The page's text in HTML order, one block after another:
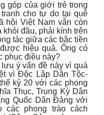
góp của giới trẻ trong
cho tự do tại quê
hội Việt Nam vẫn còn
đầu, phải kính trên
tác giữa các bậc tiền
hiệu quả. Ông có
phục điều này?
ý vấn đề này vì quá
vì Độc Lập Dân Tộc-
kỷ 20 với các phong
Thục, Trung Kỳ Dân
Quốc Dân Đảng với
các phong trào cách